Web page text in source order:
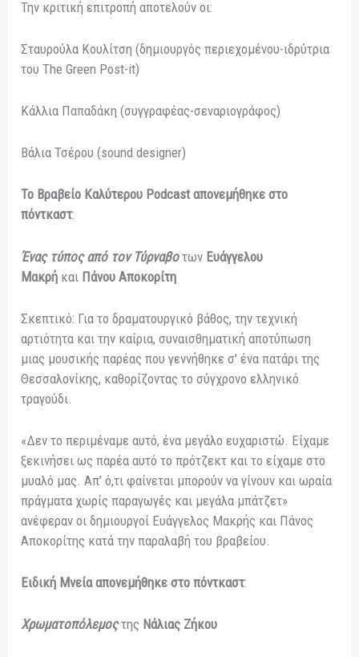
Την κριτική επιτροπή αποτελούν οι:
Σταυρούλα Κουλίτση (δημιουργός περιεχομένου-ιδρύτρια
του The Green Post-it)
Κάλλια Παπαδάκη (συγγραφέας-σεναριογράφος)
Βάλια Τσέρου (sound designer)
Το Βραβείο Καλύτερου Podcast απονεμήθηκε στο
πόντκαστ:
Ένας τύπος από τον Τύρναβοτων Ευάγγελου
Μακρή και Πάνου Αποκορίτη
Σκεπτικό: Για το δραματουργικό βάθος, την τεχνική
αρτιότητα και την καίρια, συναισθηματική αποτύπωση
μιας μουσικής παρέας που γεννήθηκε σ’ ένα πατάρι της
Θεσσαλονίκης, καθορίζοντας το σύγχρονο ελληνικό
τραγούδι.
«Δεν το περιμέναμε αυτό, ένα μεγάλο ευχαριστώ. Είχαμε
ξεκινήσει ως παρέα αυτό το πρότζεκτ και το είχαμε στο
μυαλό μας. Απ’ ό,τι φαίνεται μπορούν να γίνουν και ωραία
πράγματα χωρίς παραγωγές και μεγάλα μπάτζετ»
ανέφεραν οι δημιουργοί Ευάγγελος Μακρής και Πάνος
Αποκορίτης κατά την παραλαβή του βραβείου.
Ειδική Μνεία απονεμήθηκε στο πόντκαστ:
Χρωματοπόλεμοςτης Νάλιας Ζήκου